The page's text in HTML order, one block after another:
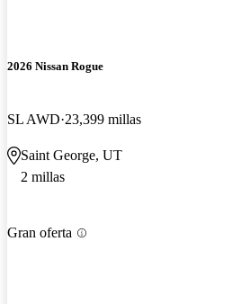
2026 Nissan Rogue
SL AWD 23,399 millas
Saint George, UT
2 millas
Gran oferta